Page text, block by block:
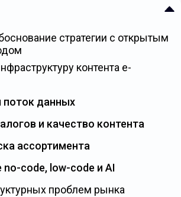
стратегии с открытым
контента e-
поток данных
и качество контента
ассортимента
no-code, low-code и AI
проблем рынка